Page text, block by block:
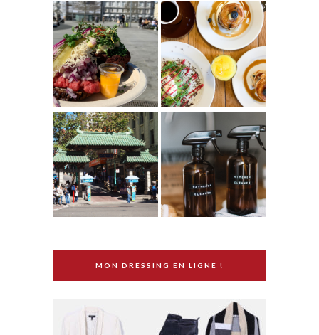
MON DRESSING EN LIGNE !